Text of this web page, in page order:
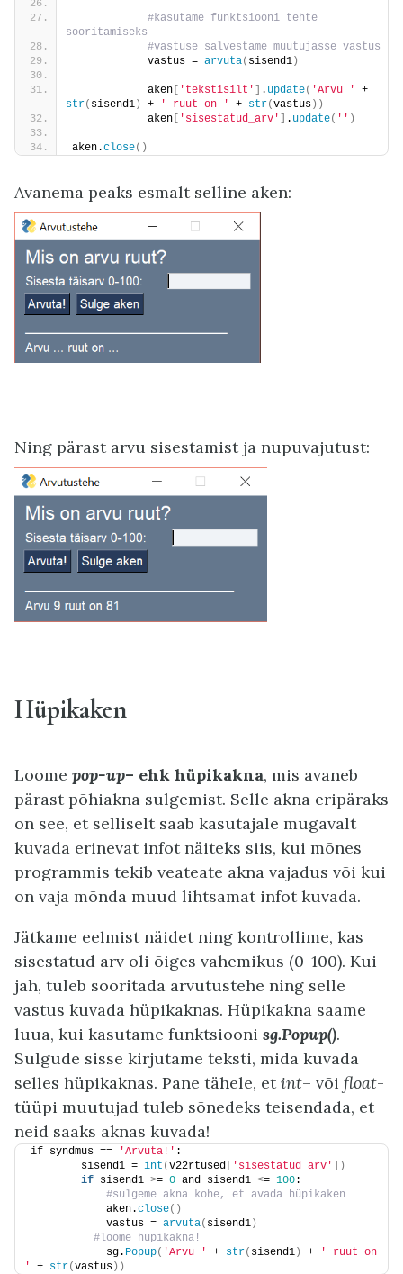
#kasutame funktsiooni tehte
sooritamiseks
#vastuse salvestame muutujasse vastus
            vastus =
arvuta( sisend1 )
            aken
'tekstisilt' . update( 'Arvu '
str( sisend1 ) + ' ruut on ' + str(vastus ))
            aken
'sisestatud_arv' . update( '' )
aken.close()
Avanema peaks esmalt selline aken:
Ning pärast arvu sisestamist ja nupuvajutust:
Hüpikaken
Loome pop-up– ehk hüpikakna, mis avaneb
pärast põhiakna sulgemist. Selle akna eripäraks
on see, et selliselt saab kasutajale mugavalt
kuvada erinevat infot näiteks siis, kui mõnes
programmis tekib veateate akna vajadus või kui
on vaja mõnda muud lihtsamat infot kuvada.
Jätkame eelmist näidet ning kontrollime, kas
sisestatud arv oli õiges vahemikus (0-100). Kui
jah, tuleb sooritada arvutustehe ning selle
vastus kuvada hüpikaknas. Hüpikakna saame
luua, kui kasutame funktsiooni sg.Popup().
Sulgude sisse kirjutame teksti, mida kuvada
selles hüpikaknas. Pane tähele, etint– või float-
tüüpi muutujad tuleb sõnedeks teisendada, et
neid saaks aknas kuvada!
if syndmus == 'Arvuta!' :
        sisend1 =
int (v22rtused [ 'sisestatud_arv' ])
if sisend1 >= 0 and sisend1 <= 100:
#sulgeme akna kohe, et avada hüpikaken
            aken.
close()
            vastus =
arvuta( sisend1)
#loome hüpikakna!
            sg.
Popup( 'Arvu ' + str( sisend1) +
' ruut on
'
+ str(vastus))